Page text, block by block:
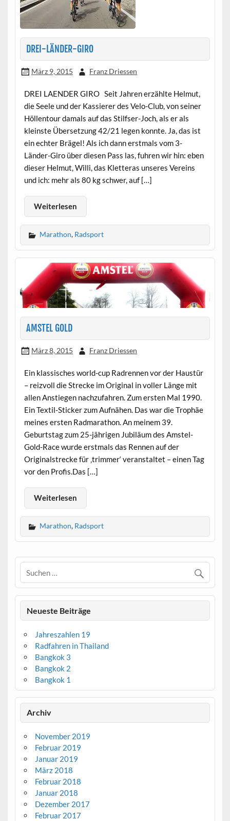
DREI-LÄNDER-GIRO
März 9, 2015 Franz Driessen
DREI LAENDER GIRO Seit Jahren erzählte Helmut,
die Seele und der Kassierer des Velo-Club, von seiner
Höllentour damals auf das Stilfser-Joch, als er als
kleinste Übersetzung 42/21 legen konnte. Ja, das ist
ein echter Brägel! Als ich dann erstmals vom 3-
Länder-Giro über diesen Pass las, fuhren wir hin: eben
dieser Helmut, Willi, das Kletteras unseres Vereins
und ich: mehr als 80 kg schwer, auf […]
Weiterlesen
Marathon, Radsport
AMSTEL GOLD
März 8, 2015 Franz Driessen
Ein klassisches world-cup Radrennen vor der Haustür
– reizvoll die Strecke im Original in voller Länge mit
allen Anstiegen nachzufahren. Zum ersten Mal 1990.
Ein Textil-Sticker zum Aufnähen. Das war die Trophäe
meines ersten Radmarathon. An meinem 39.
Geburtstag zum 25-jährigen Jubiläum des Amstel-
Gold-Race wurde erstmals das Rennen auf der
Originalstrecke für ‚trimmer‘ veranstaltet – einen Tag
vor den Profis.Das […]
Weiterlesen
Marathon, Radsport
Neueste Beiträge
Jahreszahlen 19
Radfahren in Thailand
Bangkok 3
Bangkok 2
Bangkok 1
Archiv
November 2019
Februar 2019
Januar 2019
März 2018
Februar 2018
Januar 2018
Dezember 2017
Februar 2017